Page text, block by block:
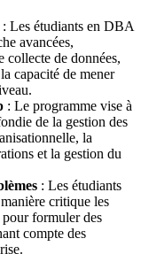
: Les étudiants en DBA
avancées,
collecte de données,
capacité de mener
: Le programme vise à
de la gestion des
la
et la gestion du
: Les étudiants
critique les
formuler des
compte des